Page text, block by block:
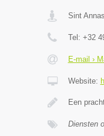
Sint
Tel: +32
E-mail ›
Website:
Een
Diensten